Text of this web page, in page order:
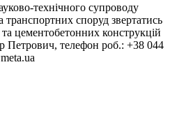
технічного супроводу
транспортних споруд звертатись
цементобетонних конструкцій
телефон роб.: +38 044